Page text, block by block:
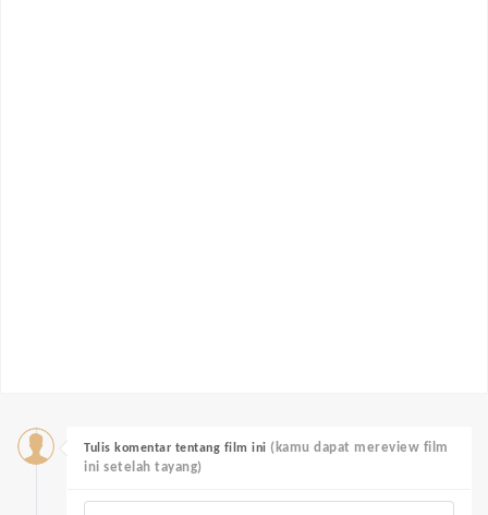
Tulis komentar tentang film ini (kamu dapat mereview film
ini setelah tayang)